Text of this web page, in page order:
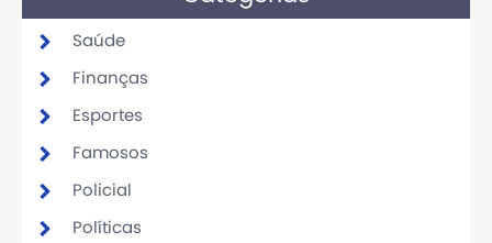
Saúde
Finanças
Esportes
Famosos
Policial
Políticas